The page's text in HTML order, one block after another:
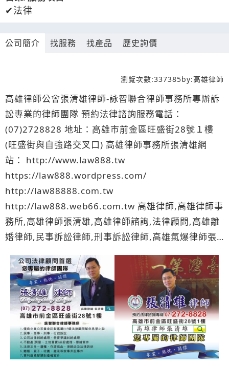
法律
公司簡介 找服務 找產品 歷史詢價
瀏覽次數:337385by:高雄律師
高雄律師公會張清雄律師-詠智聯合律師事務所專辦訴
訟專業的律師團隊 預約法律諮詢服務電話：
(07)2728828 地址：高雄市前金區旺盛街28號１樓
(旺盛街與自強路交叉口) 高雄律師事務所張清雄網
站： http://www.law888.tw
https://law888.wordpress.com/
http://law88888.com.tw
http://law888.web66.com.tw 高雄律師,高雄律師事
務所,高雄律師張清雄,高雄律師諮詢,法律顧問,高雄離
婚律師,民事訴訟律師,刑事訴訟律師,高雄氣爆律師張
清雄與您一起加油, 高雄律師推薦,刑事律師,債權憑證
律師,勞資糾紛律師,離婚無效律師,離婚協議書律師,監
護權律師,訴願律師,大樓管理糾紛律師,工商登記律師,
律師事務所,屏東律師,法拍屋諮詢律師,法律事務所律
師,偽照文書律師,國家賠償律師,台北律師律師,離婚證
人律師,遺產訴訟律師,存證信函律師 , 股權糾紛律師,
商標專利律師,智慧財產權律師,法律諮詢律師,財產徵
信律師,土地糾紛律師,強制執行律師,行政訴訟律師,律